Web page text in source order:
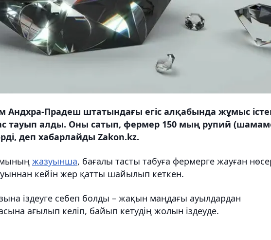
Андхра-Прадеш штатындағы егіс алқабында жұмыс
тауып алды. Оны сатып, фермер 150 мың рупий
деп хабарлайды Zakon.kz.
жазуынша, бағалы тасты табуға фермерге жауған
кейін жер қатты шайылып кеткен.
іздеуге себеп болды – жақын маңдағы ауылдардан
ағылып келіп, байып кетудің жолын іздеуде.